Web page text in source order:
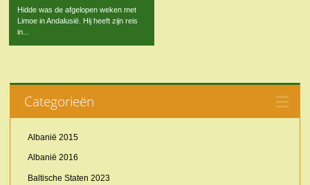
Hidde was de afgelopen weken met
Limoe in Andalusië. Hij heeft zijn reis
in...
Categorieën
Albanië 2015
Albanië 2016
Baltische Staten 2023